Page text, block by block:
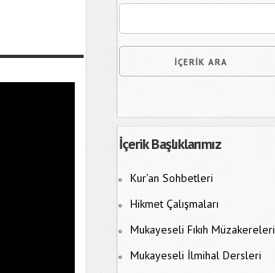
İçerik Başlıklarımız
Kur’an Sohbetleri
Hikmet Çalışmaları
Mukayeseli Fıkıh Müzakereleri
Mukayeseli İlmihal Dersleri